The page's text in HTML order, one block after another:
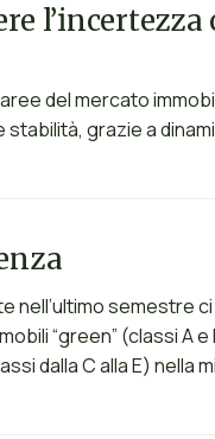
l’incertezza
del mercato
grazie a
nell’ultimo semestre
“green” (classi A
dalla C alla E) nella